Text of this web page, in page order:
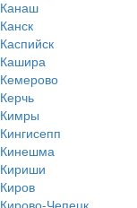
Канаш
Канск
Каспийск
Кашира
Кемерово
Керчь
Кимры
Кингисепп
Кинешма
Кириши
Киров
Кирово-Чепецк